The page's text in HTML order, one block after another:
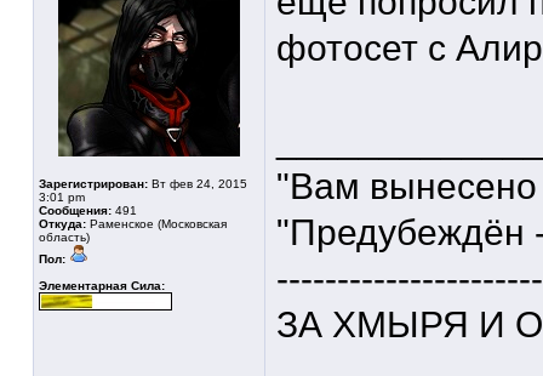
Зарегистрирован: Вт фев 24, 2015
3:01 pm
Сообщения: 491
Откуда: Раменское (Московская
область)
Пол:
Элементарная Сила:
фотосет с
"Вам
"Предубеждён
ЗА ХМЫРЯ И